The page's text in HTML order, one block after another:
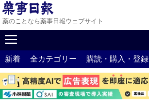
薬のことなら薬事日報ウェブサイト
新着 全カテゴリー 購読・購入・登録